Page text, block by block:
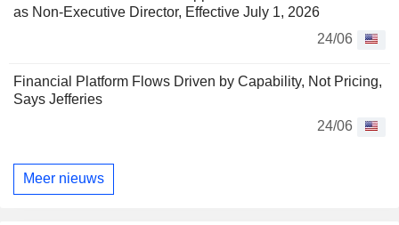
as Non-Executive Director, Effective July 1, 2026
24/06
Financial Platform Flows Driven by Capability, Not Pricing,
Says Jefferies
24/06
Meer nieuws